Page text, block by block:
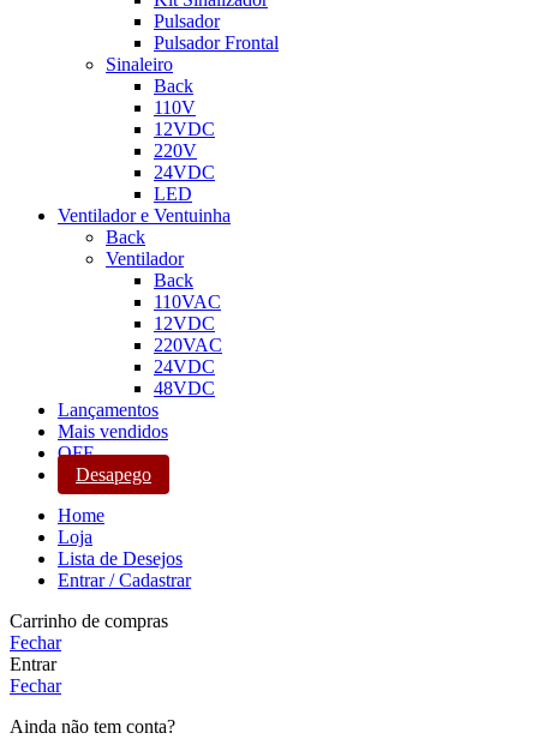
Pulsador
Pulsador Frontal
Sinaleiro
Back
110V
12VDC
220V
24VDC
LED
Ventilador e Ventuinha
Back
Ventilador
Back
110VAC
12VDC
220VAC
24VDC
48VDC
Lançamentos
Mais vendidos
OFF
Desapego
Home
Loja
Lista de Desejos
Entrar / Cadastrar
Carrinho de compras
Fechar
Entrar
Fechar
Ainda não tem conta?